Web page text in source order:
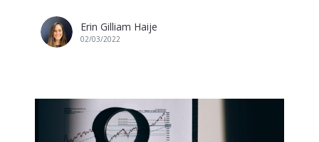
Erin Gilliam Haije
02/03/2022